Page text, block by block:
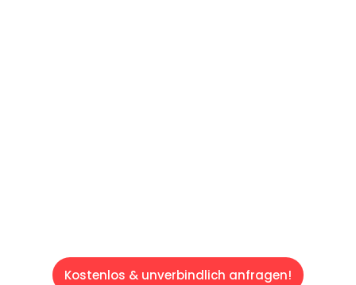
Kostenlos & unverbindlich anfragen!